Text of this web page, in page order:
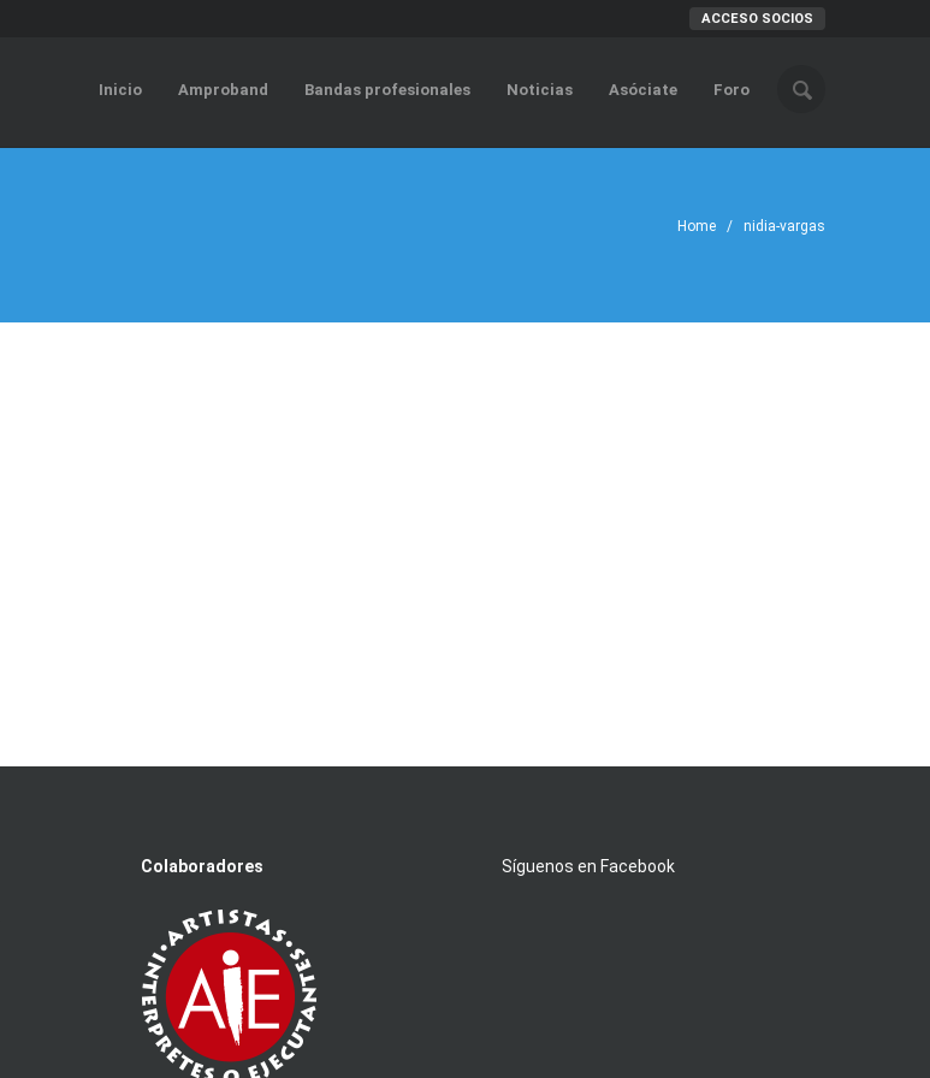
ACCESO SOCIOS
Inicio Amproband Bandas profesionales Noticias Asóciate Foro
Home / nidia-vargas
Colaboradores Síguenos en Facebook